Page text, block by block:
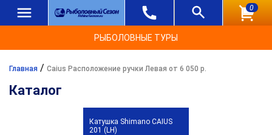
0
РЫБОЛОВНЫЕ ТУРЫ
Главная / Caius Расположение ручки Левая от 6 050 р.
Каталог
Катушка Shimano CAIUS
201 (LH)